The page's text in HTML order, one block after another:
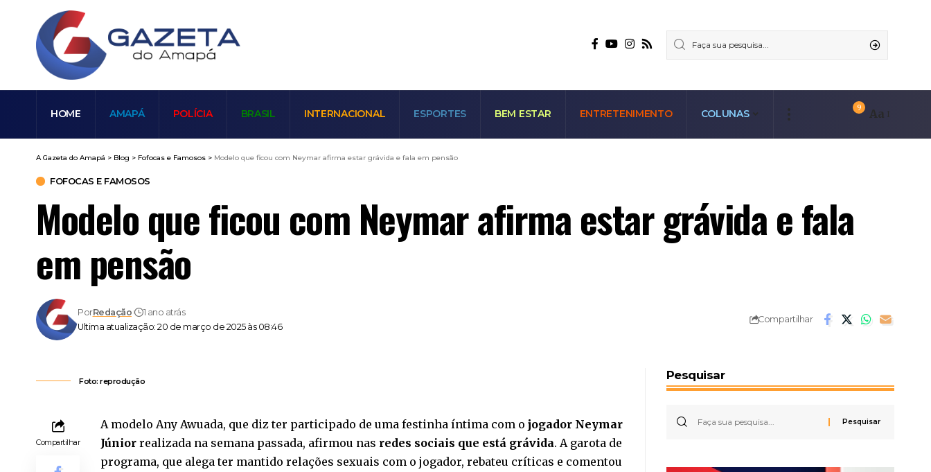
HOME AMAPÁ POLÍCIA BRASIL INTERNACIONAL ESPORTES BEM ESTAR ENTRETENIMENTO COLUNAS
9 Aa
A Gazeta do Amapá > Blog > Fofocas e Famosos > Modelo que ficou com Neymar afirma estar grávida e fala em pensão
FOFOCAS E FAMOSOS
Modelo que ficou com Neymar afirma estar grávida e fala
em pensão
Ultima atualização: 20 de março de 2025 às 08:46
PorRedação 1 ano atrás
Compartilhar
Foto: reprodução
Compartilhar
A modelo Any Awuada, que diz ter participado de uma festinha íntima com o jogador Neymar
Júnior realizada na semana passada, afirmou nas redes sociais que está grávida. A garota de
programa, que alega ter mantido relações sexuais com o jogador, rebateu críticas e comentou
Pesquisar